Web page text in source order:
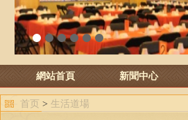
1 2 3 4 5 6
網站首頁 新聞中心
首页 > 生活道場